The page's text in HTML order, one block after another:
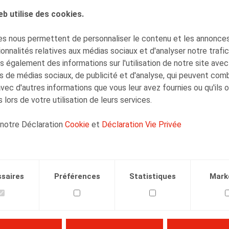
utilise des cookies.
nous permettent de personnaliser le contenu et les
relatives aux médias sociaux et d'analyser notre
également des informations sur l'utilisation de notre site
de médias sociaux, de publicité et d'analyse, qui peuvent
d'autres informations que vous leur avez fournies ou qu'ils
de votre utilisation de leurs services.
Déclaration Cookie et Déclaration Vie Privée
Préférences Statistiques
Justin Lennertz
Collaborateur